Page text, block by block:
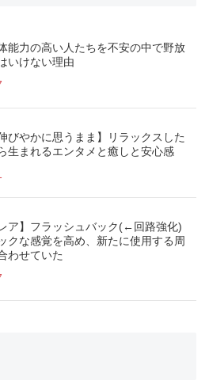
能力の高い人たちを不安の中で野放
いけない理由
びやかに思うまま】リラックスした
生まれるエンタメと癒しと安心感
レア】フラッシュバック(←回路強化)
クな感覚を高め、新たに使用する周
わせていた